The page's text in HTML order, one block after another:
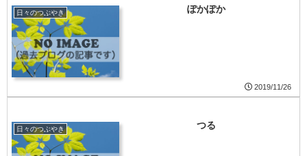
日々のつぶやき ぽかぽか
2019/11/26
日々のつぶやき つる